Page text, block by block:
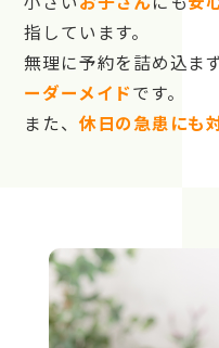
指しています。
無理に予約を詰め込ま
ーダーメイドです。
また、 休日の急患にも